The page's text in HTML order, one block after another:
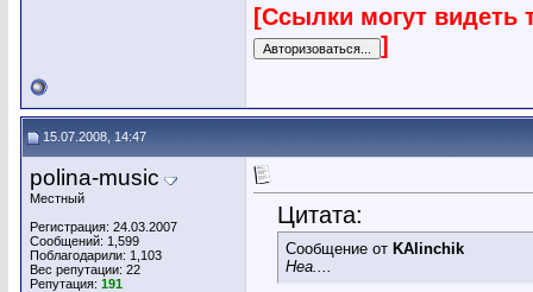
[Ссылки могут видеть
]
15.07.2008, 14:47
polina-music
Местный
Регистрация: 24.03.2007
Сообщений: 1,599
Поблагодарили: 1,103
Вес репутации: 22
Репутация: 191
Цитата:
Сообщение от KAlinchik
Неа....